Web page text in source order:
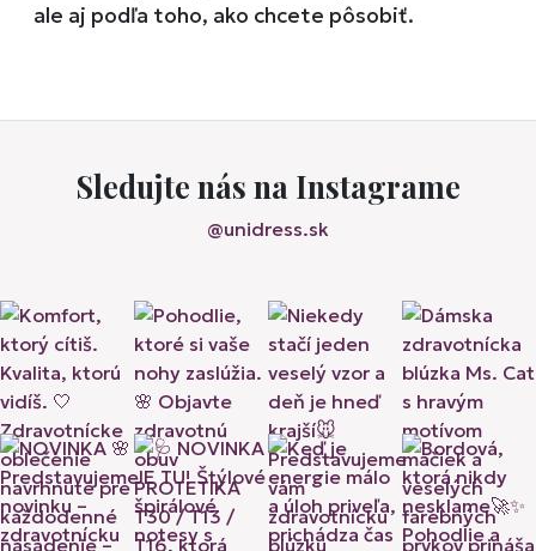
ale aj podľa toho, ako chcete pôsobiť.
Sledujte nás na Instagrame
@unidress.sk